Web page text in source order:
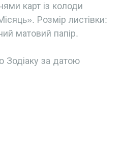
карт із колоди
Розмір листівки:
матовий папір.
Зодіаку за датою